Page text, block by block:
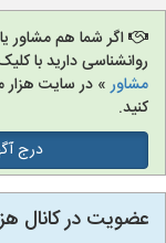
اگر شما هم مشاور
روانشناسی دارید با
مشاور» در سایت هزار
کنید.
درج
عضویت در کانال